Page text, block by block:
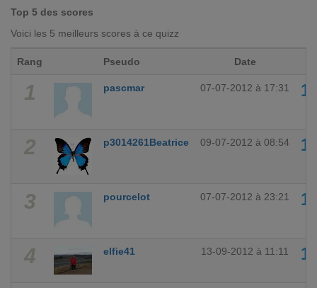
Top 5 des scores
Voici les 5 meilleurs scores à ce quizz
Rang Pseudo Date
1 pascmar 07-07-2012 à 17:31
2 p3014261Beatrice 09-07-2012 à 08:54
3 pourcelot 07-07-2012 à 23:21
4 elfie41 13-09-2012 à 11:11